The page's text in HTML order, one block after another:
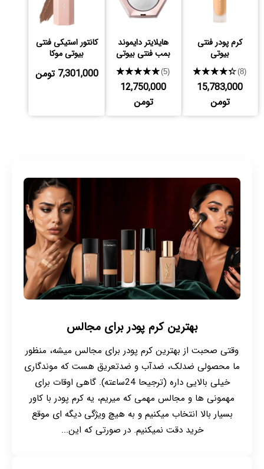
کرم پودر فنتی
بیوتی
★★★★★(8)
15,783,000
تومن
هایلایتر دایموند
بمب فنتی بیوتی
★★★★★(5)
12,750,000
تومن
کانتور استیکی فنتی
بیوتی موکا
7,301,000 تومن
بهترین کرم پودر برای مجالس
وقتی صحبت از بهترین کرم پودر برای مجالس میشه، منظور
ما محصولی ضدلک، ضدآب و ضدتعریق هست که موندگاری
خیلی بالایی داره (ترجیحا 24ساعته). گاهی اوقات برای
مهمونی ها و مجالس مهمی که میریم، یه کرم پودر با کاور
بسیار بالا انتخاب میکنیم و به هیچ ویژگی دیگه ای موقع
خرید دقت نمیکنیم. در صورتی که این...